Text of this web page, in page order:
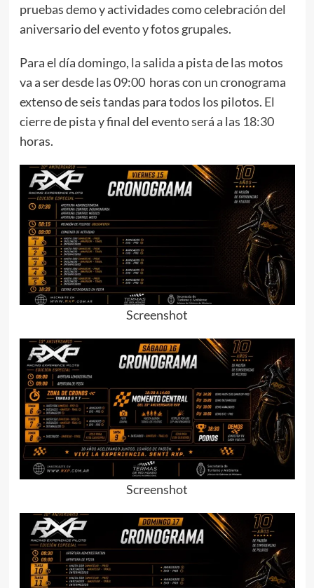
pruebas demo y actividades como celebración del
aniversario del evento y fotos grupales.
Para el día domingo, la salida a pista de las motos
va a ser desde las 09:00 horas con un cronograma
extenso de seis tandas para todos los pilotos. El
cierre de pista y final del evento será a las 18:30
horas.
Screenshot
Screenshot